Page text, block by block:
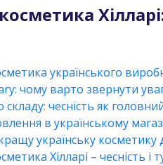
українського
чому варто звернути
чесність як
в українському
українську косметику
Хілларі – чесність